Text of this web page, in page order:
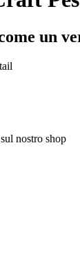
un
nostro shop